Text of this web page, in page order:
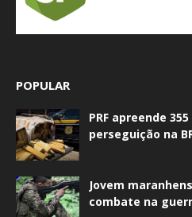
POPULAR
PRF apreende
perseguição na
Jovem
combate na